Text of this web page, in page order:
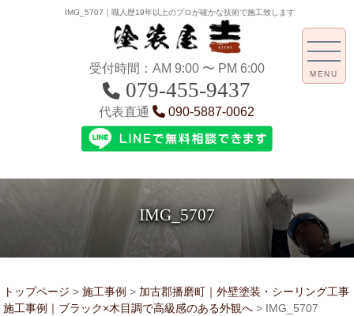
IMG_5707｜職人歴19年以上のプロが確かな技術で施工致します
受付時間：AM 9:00 〜 PM 6:00
079-455-9437
代表直通 090-5887-0062
IMG_5707
MENU
トップページ > 施工事例 > 加古郡播磨町｜外壁塗装・シーリング工事
施工事例｜ブラック×木目調で高級感のある外観へ > IMG_5707